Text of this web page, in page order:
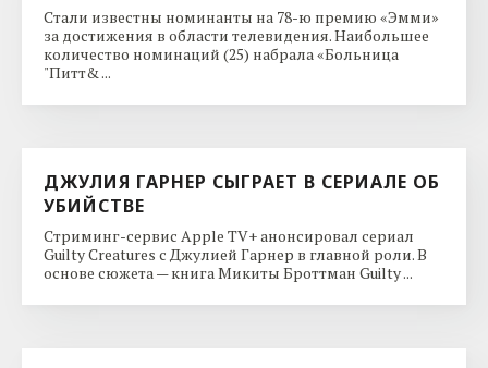
Стали известны номинанты на 78-ю премию «Эмми»
за достижения в области телевидения. Наибольшее
количество номинаций (25) набрала «Больница
"Питт& ...
ДЖУЛИЯ ГАРНЕР СЫГРАЕТ В СЕРИАЛЕ ОБ
УБИЙСТВЕ
Стриминг-сервис Apple TV+ анонсировал сериал
Guilty Creatures с Джулией Гарнер в главной роли. В
основе сюжета — книга Микиты Броттман Guilty ...